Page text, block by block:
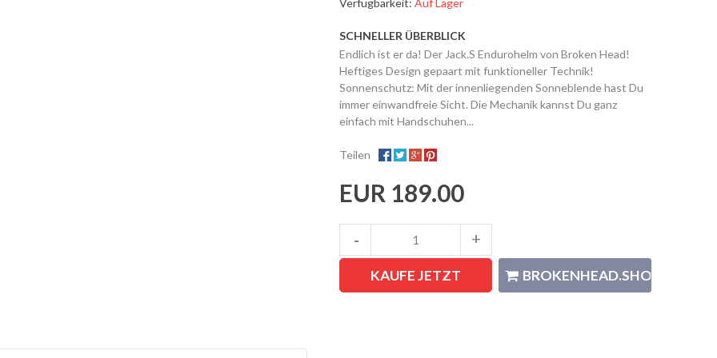
SCHNELLER ÜBERBLICK
Endlich ist er da! Der Jack.S Endurohelm von Broken Head!
Heftiges Design gepaart mit funktioneller Technik!
Sonnenschutz: Mit der innenliegenden Sonneblende hast Du
immer einwandfreie Sicht. Die Mechanik kannst Du ganz
einfach mit Handschuhen...
Teilen
EUR 189.00
KAUFE JETZT BROKENHEAD.SHOP